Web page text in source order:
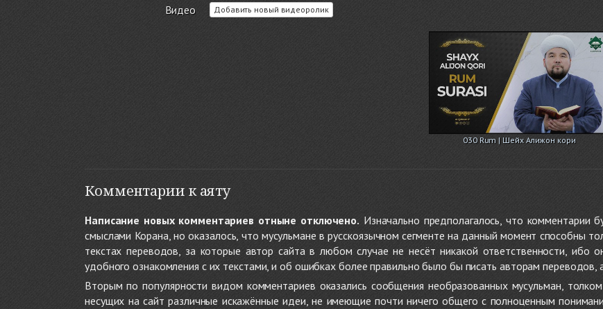
Видео Добавить новый видеоролик
030 Rum | Шейх Алижон кори
Комментарии к аяту
Написание новых комментариев отныне отключено. Изначально предполагалось, что комментарии
смыслами Корана, но оказалось, что мусульмане в русскоязычном сегменте на данный момент способны
текстах переводов, за которые автор сайта в любом случае не несёт никакой ответственности, ибо
удобного ознакомления с их текстами, и об ошибках более правильно было бы писать авторам переводов,
Вторым по популярности видом комментариев оказались сообщения необразованных мусульман,
несущих на сайт различные искажённые идеи, не имеющие почти ничего общего с полноценным